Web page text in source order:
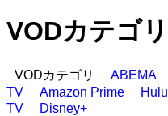
VODカテゴリ
VODカテゴリ ABEMA
TV
Amazon Prime Hulu
TV
Disney+